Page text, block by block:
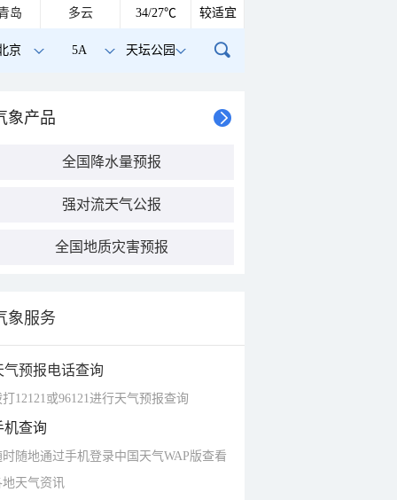
岛 多云 34/27℃ 较适宜
京 5A 天坛公园
象产品
全国降水量预报
强对流天气公报
全国地质灾害预报
象服务
气预报电话查询
打12121或96121进行天气预报查询
机查询
时随地通过手机登录中国天气WAP版查看
地天气资讯